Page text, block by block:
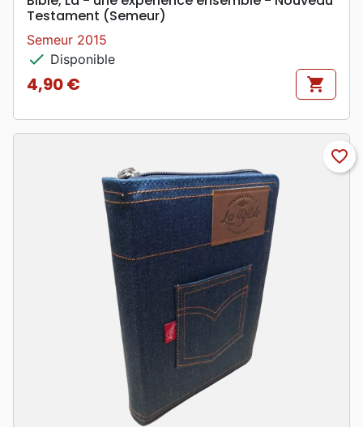
Testament (Semeur)
Semeur 2015
check Disponible
Prix
4,90 € shopping_cart
favorite_border